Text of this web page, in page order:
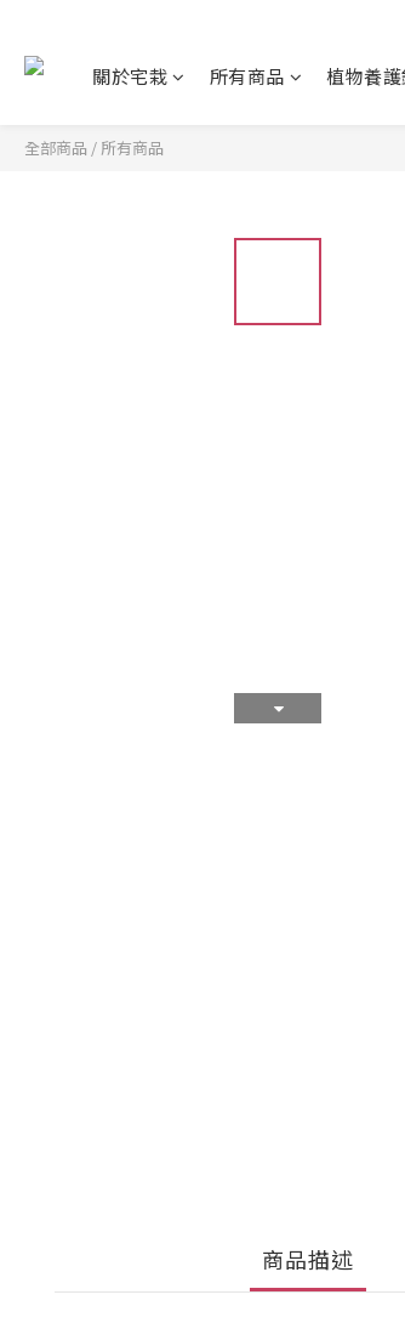
關於宅栽 所有商品 植物養
全部商品 / 所有商品
商品描述